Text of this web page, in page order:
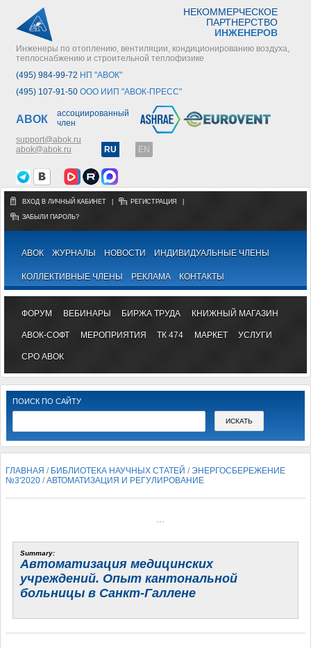
НЕКОММЕРЧЕСКОЕ
ПАРТНЕРСТВО
ИНЖЕНЕРОВ
Инженеры по отоплению, вентиляции, кондиционированию воздуха,
теплоснабжению и строительной теплофизике
(495) 984-99-72 НП "АВОК"
(495) 107-91-50 ООО ИИП "АВОК-ПРЕСС"
АВОК
ассоциированный
член
support@abok.ru
abok@abok.ru
RU EN
ВХОД В ЛИЧНЫЙ КАБИНЕТ РЕГИСТРАЦИЯ
ЗАБЫЛИ ПАРОЛЬ?
АВОК ЖУРНАЛЫ НОВОСТИ ИНДИВИДУАЛЬНЫЕ ЧЛЕНЫ
КОЛЛЕКТИВНЫЕ ЧЛЕНЫ РЕКЛАМА КОНТАКТЫ
ФОРУМ ВЕБИНАРЫ БИРЖА ТРУДА КНИЖНЫЙ МАГАЗИН
АВОК-СОФТ МЕРОПРИЯТИЯ ТК 474 МАРКЕТ УСЛУГИ
СРО АВОК
ПОИСК ПО САЙТУ
ГЛАВНАЯ / БИБЛИОТЕКА НАУЧНЫХ СТАТЕЙ /ЭНЕРГОСБЕРЕЖЕНИЕ
№3'2020 /АВТОМАТИЗАЦИЯ И РЕГУЛИРОВАНИЕ
Summary:
Автоматизация медицинских
учреждений. Опыт кантональной
больницы в Санкт-Галлене